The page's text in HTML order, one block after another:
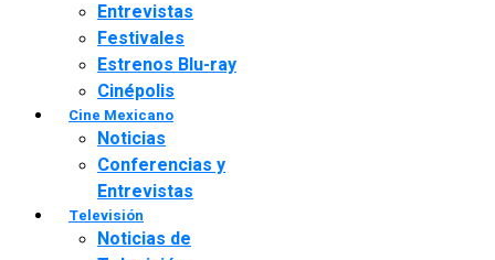
Entrevistas
Festivales
Estrenos Blu-ray
Cinépolis
Cine Mexicano
Noticias
Conferencias y
Entrevistas
Televisión
Noticias de